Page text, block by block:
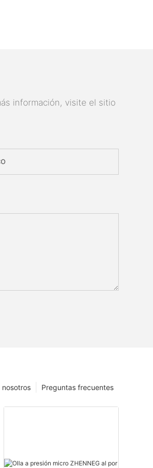
información, visite el sitio
Preguntas frecuentes
nosotros